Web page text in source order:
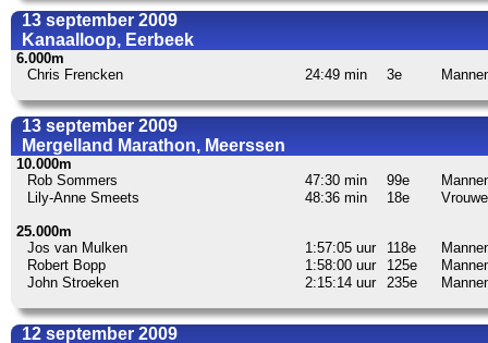
13 september 2009
Kanaalloop, Eerbeek
6.000m
Chris Frencken
24:49 min 3e
13 september 2009
Mergelland Marathon, Meerssen
10.000m
Rob Sommers
47:30 min 99e
Lily-Anne Smeets
48:36 min 18e
25.000m
Jos van Mulken
1:57:05 uur 118e
Robert Bopp
1:58:00 uur 125e
John Stroeken
2:15:14 uur 235e
12 september 2009